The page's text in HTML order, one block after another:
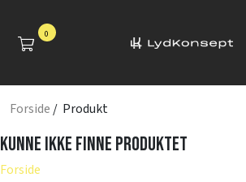
0
Forside / Produkt
Kunne ikke finne produktet
Forside